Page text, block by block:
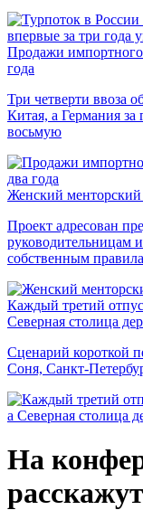
Продажи импортного
года
Три четверти ввоза
Китая, а Германия за
восьмую
Женский менторский
Проект адресован
руководительницам
собственным
Каждый третий
Северная столица
Сценарий короткой
Соня, Санкт-
На